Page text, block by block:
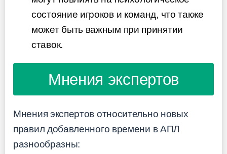
состояние игроков и команд, что также
может быть важным при принятии
ставок.
Мнения экспертов
Мнения экспертов относительно новых
правил добавленного времени в АПЛ
разнообразны: